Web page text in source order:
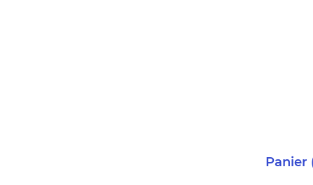
Panier